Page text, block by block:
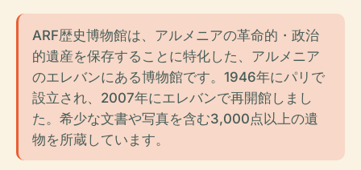
ARF歴史博物館は、アルメニアの革命的・政治
的遺産を保存することに特化した、アルメニア
のエレバンにある博物館です。1946年にパリで
設立され、2007年にエレバンで再開館しまし
た。希少な文書や写真を含む3,000点以上の遺
物を所蔵しています。